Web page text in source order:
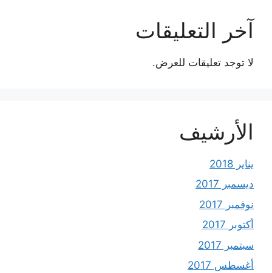
آخر التعليقات
لا توجد تعليقات للعرض.
الأرشيف
يناير 2018
ديسمبر 2017
نوفمبر 2017
أكتوبر 2017
سبتمبر 2017
أغسطس 2017